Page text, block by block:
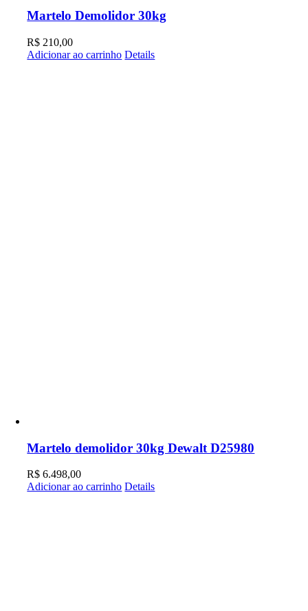
Martelo Demolidor 30kg
R$ 210,00
Adicionar ao carrinho Details
Martelo demolidor 30kg Dewalt D25980
R$ 6.498,00
Adicionar ao carrinho Details